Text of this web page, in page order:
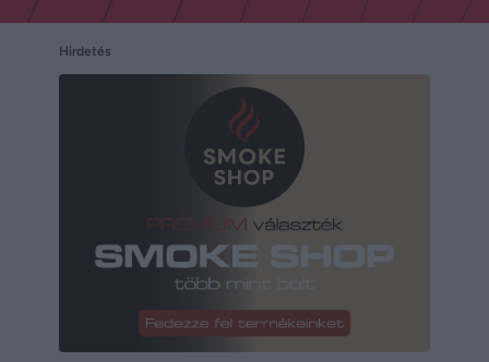
Hirdetés